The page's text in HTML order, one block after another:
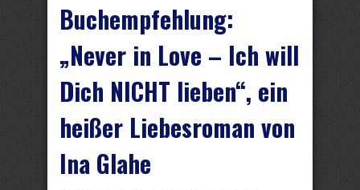
Buchempfehlung:
„Never in Love – Ich will
Dich NICHT lieben“, ein
heißer Liebesroman von
Ina Glahe